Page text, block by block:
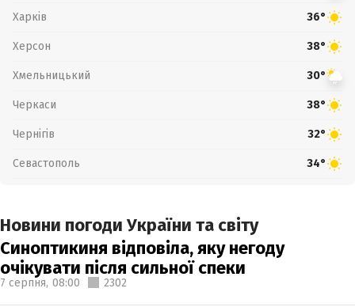
Харків 36°
Херсон 38°
Хмельницький 30°
Черкаси 38°
Чернігів 32°
Севастополь 34°
Новини погоди України та світу
Синоптикиня відповіла, яку негоду
очікувати після сильної спеки
7 серпня, 08:00 2302